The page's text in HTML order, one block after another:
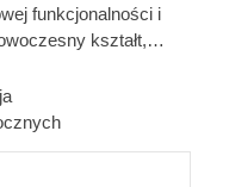
funkcjonalności i
kształt,
dwuspadowy
stanie się
Możliwość wyboru